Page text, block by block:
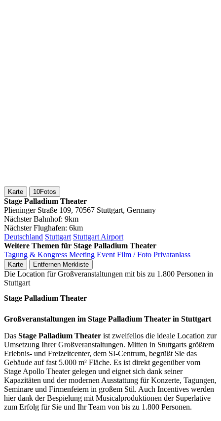
Karte 10Fotos
Stage Palladium Theater
Plieninger Straße 109, 70567 Stuttgart, Germany
Nächster Bahnhof: 9km
Nächster Flughafen: 6km
Deutschland Stuttgart Stuttgart Airport
Weitere Themen für Stage Palladium Theater
Tagung & Kongress Meeting Event Film / Foto Privatanlass
Karte Entfernen Merkliste
Die Location für Großveranstaltungen mit bis zu 1.800 Personen in
Stuttgart
Stage Palladium Theater
Großveranstaltungen im Stage Palladium Theater in Stuttgart
Das Stage Palladium Theater ist zweifellos die ideale Location zur
Umsetzung Ihrer Großveranstaltungen. Mitten in Stuttgarts größtem
Erlebnis- und Freizeitcenter, dem SI-Centrum, begrüßt Sie das
Gebäude auf fast 5.000 m² Fläche. Es ist direkt gegenüber vom
Stage Apollo Theater gelegen und eignet sich dank seiner
Kapazitäten und der modernen Ausstattung für Konzerte, Tagungen,
Seminare und Firmenfeiern in großem Stil. Auch Incentives werden
hier dank der Bespielung mit Musicalproduktionen der Superlative
zum Erfolg für Sie und Ihr Team von bis zu 1.800 Personen.